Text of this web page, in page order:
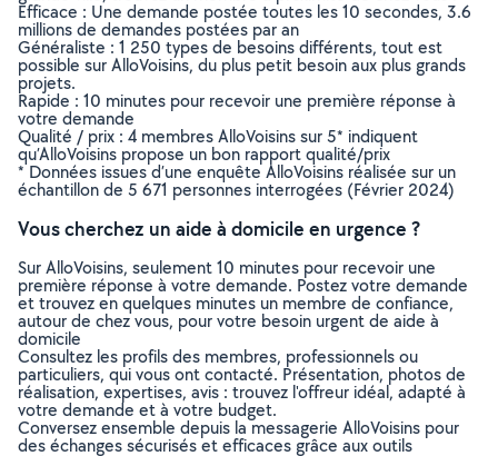
Efficace : Une demande postée toutes les 10 secondes, 3.6
millions de demandes postées par an
Généraliste : 1 250 types de besoins différents, tout est
possible sur AlloVoisins, du plus petit besoin aux plus grands
projets.
Rapide : 10 minutes pour recevoir une première réponse à
votre demande
Qualité / prix : 4 membres AlloVoisins sur 5* indiquent
qu’AlloVoisins propose un bon rapport qualité/prix
* Données issues d’une enquête AlloVoisins réalisée sur un
échantillon de 5 671 personnes interrogées (Février 2024)
Vous cherchez un aide à domicile en urgence ?
Sur AlloVoisins, seulement 10 minutes pour recevoir une
première réponse à votre demande. Postez votre demande
et trouvez en quelques minutes un membre de confiance,
autour de chez vous, pour votre besoin urgent de aide à
domicile
Consultez les profils des membres, professionnels ou
particuliers, qui vous ont contacté. Présentation, photos de
réalisation, expertises, avis : trouvez l'offreur idéal, adapté à
votre demande et à votre budget.
Conversez ensemble depuis la messagerie AlloVoisins pour
des échanges sécurisés et efficaces grâce aux outils